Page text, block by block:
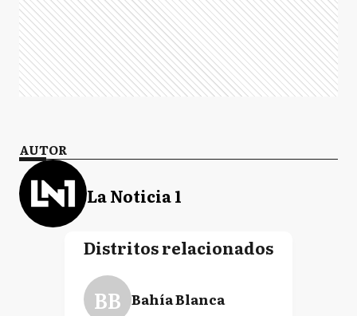
AUTOR
La Noticia 1
Distritos relacionados
BB Bahía Blanca